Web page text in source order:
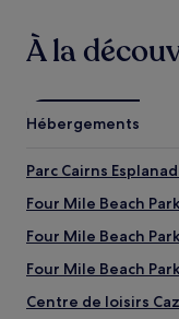
À la
Hébergements
Parc Cairns
Four Mile Beach
Four Mile Beach
Four Mile Beach
Centre de loisirs